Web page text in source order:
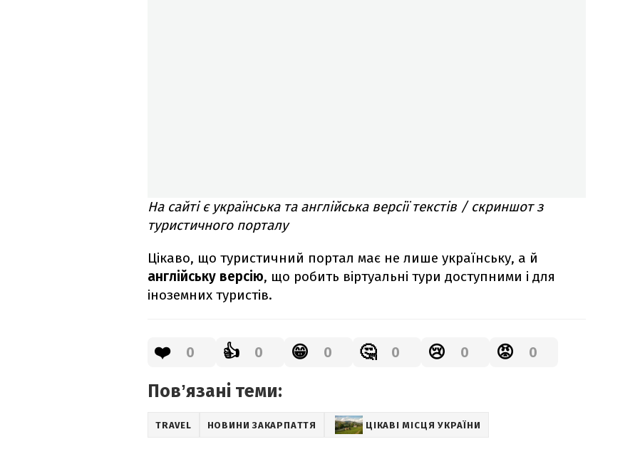
На сайті є українська та англійська версії текстів / скриншот з
туристичного порталу
Цікаво, що туристичний портал має не лише українську, а й
англійську версію, що робить віртуальні тури доступними і для
іноземних туристів.
❤️ 0 👍 0 😁 0 🤔 0 😢 0 😡 0
Повʼязані теми:
TRAVEL НОВИНИ ЗАКАРПАТТЯ ЦІКАВІ МІСЦЯ УКРАЇНИ